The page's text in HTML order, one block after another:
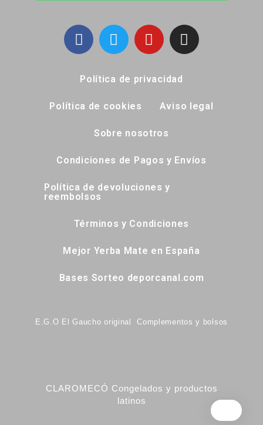
Política de privacidad
Política de cookies Aviso legal
Sobre nosotros
Condiciones de Pagos y Envíos
Política de devoluciones y
reembolsos
Términos y Condiciones
Mejor Yerba Mate en España
Bases Sorteo deporcanal.com
E.G.O El Gaucho original Complementos y bolsos
CLAROMECÓ Congelados y productos
latinos